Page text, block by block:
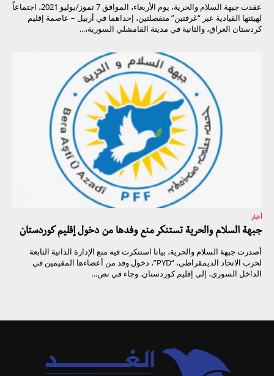
عقدت جبهة السلام والحرية، يوم الأربعاء، الموافق 7 تموز/يوليو 2021، اجتماعاً
لهيئتها القيادية عبر “غرفتين” منفصلتين، إحداهما في أربيل – عاصمة إقليم
كردستان العراق، والثانية في مدينة القامشلي السورية،...
أخبار
جبهة السلام والحرية تستنكر منع وفدها من دخول إقليم كوردستان
أصدرت جبهة السلام والحرية، بيانا استنكرت فيه منع الإدارة الذاتية التابعة
لحزب الاتحاد الديمقراطي، “PYD”، دخول وفد من أعضاءها المقيمين في
الداخل السوري، إلى إقليم كوردستان. وجاء في نص...